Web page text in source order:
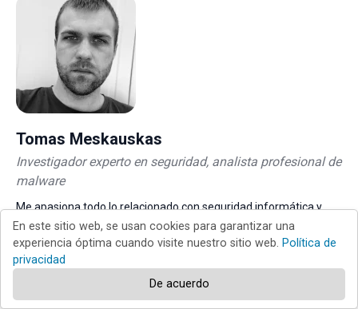
Tomas Meskauskas
Investigador experto en seguridad, analista profesional de
malware
Me apasiona todo lo relacionado con seguridad informática y
tecnología. Me avala una experiencia de más de 10 años
trabajando para varias empresas de reparación de problemas
técnicos y seguridad on-line. Como editor y autor de PCrisk, llevo
trabajando desde 2010. Sígueme en Twitter y LinkedIn para no
En este sitio web, se usan cookies para garantizar una
experiencia óptima cuando visite nuestro sitio web. Política de
privacidad
De acuerdo